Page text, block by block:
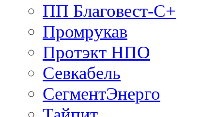
ПП Благовест-С+
Промрукав
Протэкт НПО
Севкабель
СегментЭнерго